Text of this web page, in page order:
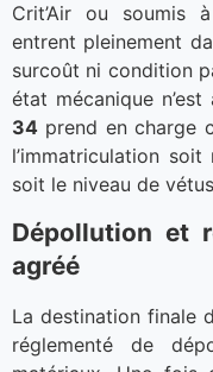
Crit’Air ou soumis
entrent pleinement
surcoût ni condition
état mécanique n’est
34 prend en charge
l’immatriculation
soit le niveau de
Dépollution et
agréé
La destination finale
réglementé de